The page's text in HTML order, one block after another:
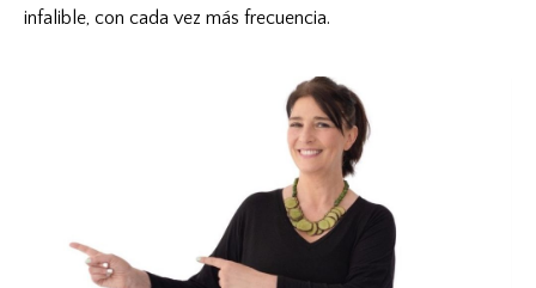
infalible, con cada vez más frecuencia.